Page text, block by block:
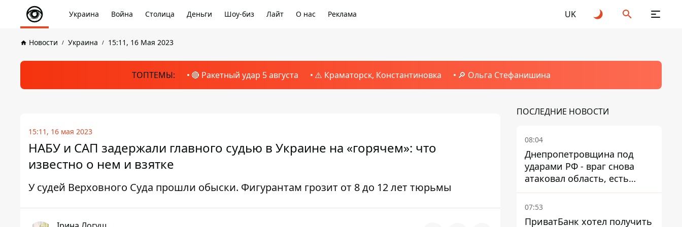
Украина Война Столица Деньги Шоу-биз Лайт О нас Реклама UK
Новости Украина 15:11, 16 Мая 2023
ТОПТЕМЫ: 🔴 Ракетный удар 5 августа ⚠️ Краматорск, Константиновка 🔎 Ольга Стефанишина
15:11, 16 мая 2023
НАБУ и САП задержали главного судью в Украине на «горячем»: что
известно о нем и взятке
У судей Верховного Суда прошли обыски. Фигурантам грозит от 8 до 12 лет тюрьмы
ПОСЛЕДНИЕ НОВОСТИ
08:04
Днепропетровщина под
ударами РФ - враг снова
атаковал область, есть
разрушения и пожары
07:53
ПриватБанк хотел получить